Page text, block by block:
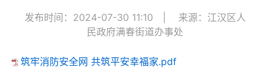
发布时间：2024-07-30 11:10
来源：江汉区人
民政府满春街道办事处
筑牢消防安全网 共筑平安幸福家.pdf